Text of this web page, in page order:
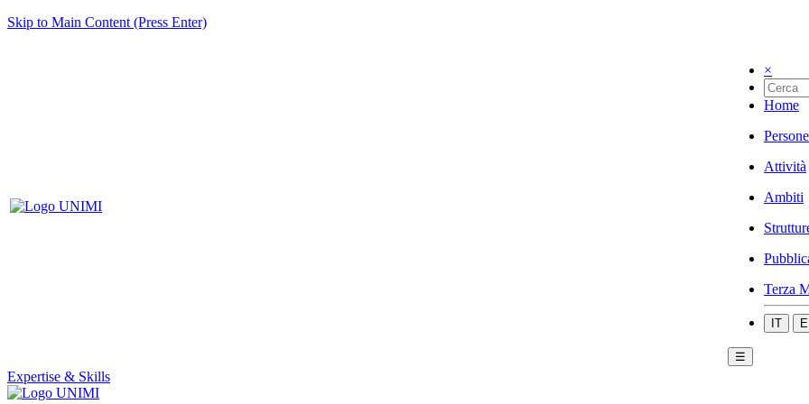
Skip to Main Content (Press Enter)
×
Home
Persone
Attività
Ambiti
Terza
IT
☰
Expertise & Skills